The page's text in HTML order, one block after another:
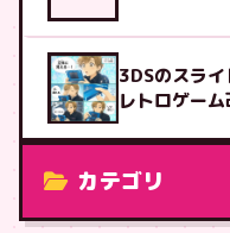
3DSのスラ
レトロゲー
カテゴリ